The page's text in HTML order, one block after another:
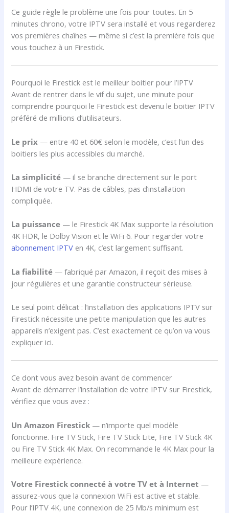
Ce guide règle le problème une fois pour toutes. En 5
minutes chrono, votre IPTV sera installé et vous regarderez
vos premières chaînes — même si c’est la première fois que
vous touchez à un Firestick.
Pourquoi le Firestick est le meilleur boitier pour l’IPTV
Avant de rentrer dans le vif du sujet, une minute pour
comprendre pourquoi le Firestick est devenu le boitier IPTV
préféré de millions d’utilisateurs.
Le prix — entre 40 et 60€ selon le modèle, c’est l’un des
boitiers les plus accessibles du marché.
La simplicité — il se branche directement sur le port
HDMI de votre TV. Pas de câbles, pas d’installation
compliquée.
La puissance — le Firestick 4K Max supporte la résolution
4K HDR, le Dolby Vision et le WiFi 6. Pour regarder votre
abonnement IPTV en 4K, c’est largement suffisant.
La fiabilité — fabriqué par Amazon, il reçoit des mises à
jour régulières et une garantie constructeur sérieuse.
Le seul point délicat : l’installation des applications IPTV sur
Firestick nécessite une petite manipulation que les autres
appareils n’exigent pas. C’est exactement ce qu’on va vous
expliquer ici.
Ce dont vous avez besoin avant de commencer
Avant de démarrer l’installation de votre IPTV sur Firestick,
vérifiez que vous avez :
Un Amazon Firestick — n’importe quel modèle
fonctionne. Fire TV Stick, Fire TV Stick Lite, Fire TV Stick 4K
ou Fire TV Stick 4K Max. On recommande le 4K Max pour la
meilleure expérience.
Votre Firestick connecté à votre TV et à Internet —
assurez-vous que la connexion WiFi est active et stable.
Pour l’IPTV 4K, une connexion de 25 Mb/s minimum est